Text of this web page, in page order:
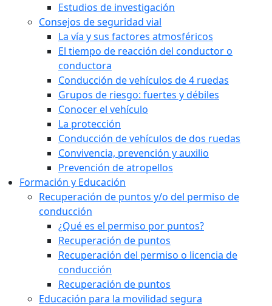
Estudios de investigación
Consejos de seguridad vial
La vía y sus factores atmosféricos
El tiempo de reacción del conductor o
conductora
Conducción de vehículos de 4 ruedas
Grupos de riesgo: fuertes y débiles
Conocer el vehículo
La protección
Conducción de vehículos de dos ruedas
Convivencia, prevención y auxilio
Prevención de atropellos
Formación y Educación
Recuperación de puntos y/o del permiso de
conducción
¿Qué es el permiso por puntos?
Recuperación de puntos
Recuperación del permiso o licencia de
conducción
Recuperación de puntos
Educación para la movilidad segura